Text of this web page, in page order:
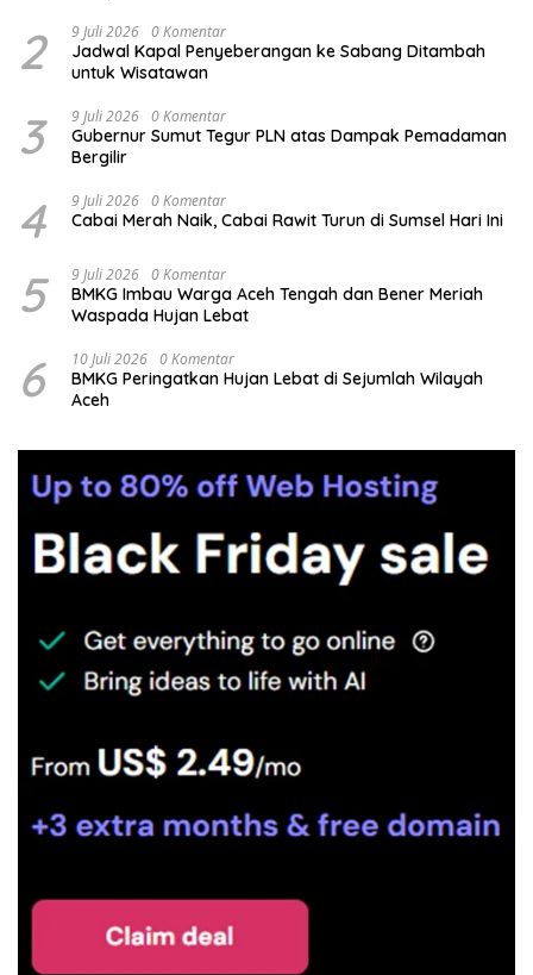
2 9 Juli 2026 0 Komentar
Jadwal Kapal Penyeberangan ke Sabang Ditambah
untuk Wisatawan
3 9 Juli 2026 0 Komentar
Gubernur Sumut Tegur PLN atas Dampak Pemadaman
Bergilir
4 9 Juli 2026 0 Komentar
Cabai Merah Naik, Cabai Rawit Turun di Sumsel Hari Ini
5 9 Juli 2026 0 Komentar
BMKG Imbau Warga Aceh Tengah dan Bener Meriah
Waspada Hujan Lebat
6 10 Juli 2026 0 Komentar
BMKG Peringatkan Hujan Lebat di Sejumlah Wilayah
Aceh